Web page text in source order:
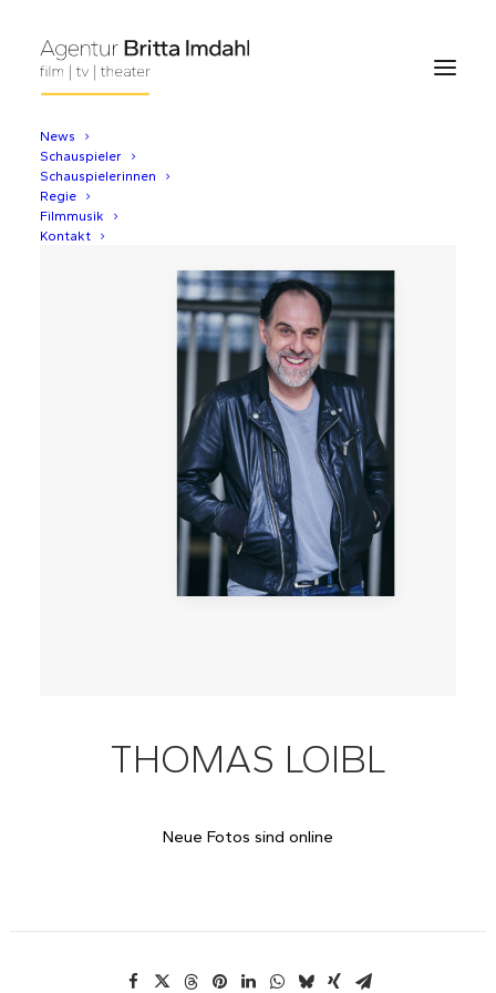
News
Schauspieler
Schauspielerinnen
Regie
Filmmusik
Kontakt
THOMAS LOIBL
Neue Fotos sind online